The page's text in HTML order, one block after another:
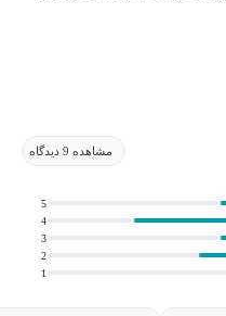
واقعی و پروژه‌محور
اجرا آموزش داده می‌شود.
بشناسید، بلکه این است که
حل کنید.
روبه‌رو می‌شوید: مدیریت
مشاهده 9 دیدگاه
1
2
3
4
5